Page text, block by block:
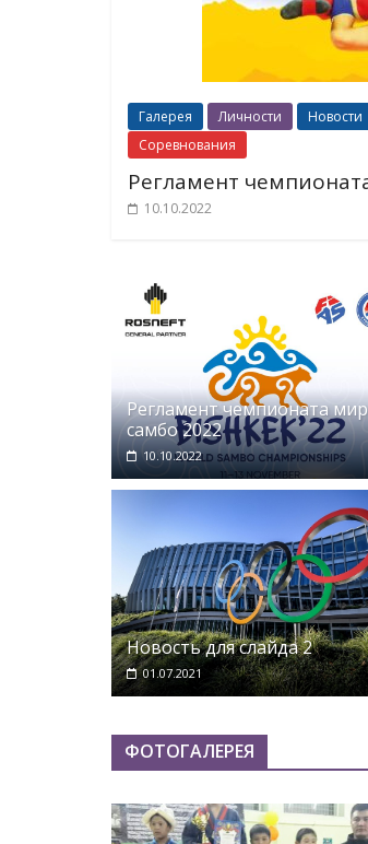
Галерея Личности Новости
Соревнования
Регламент
10.10.2022
Регламент чемпионата
самбо 2022
10.10.2022
Новость для слайда 2
01.07.2021
ФОТОГАЛЕРЕЯ